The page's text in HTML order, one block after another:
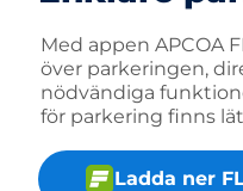
Med appen APCOA
över parkeringen,
nödvändiga
för parkering finns
Ladda ner